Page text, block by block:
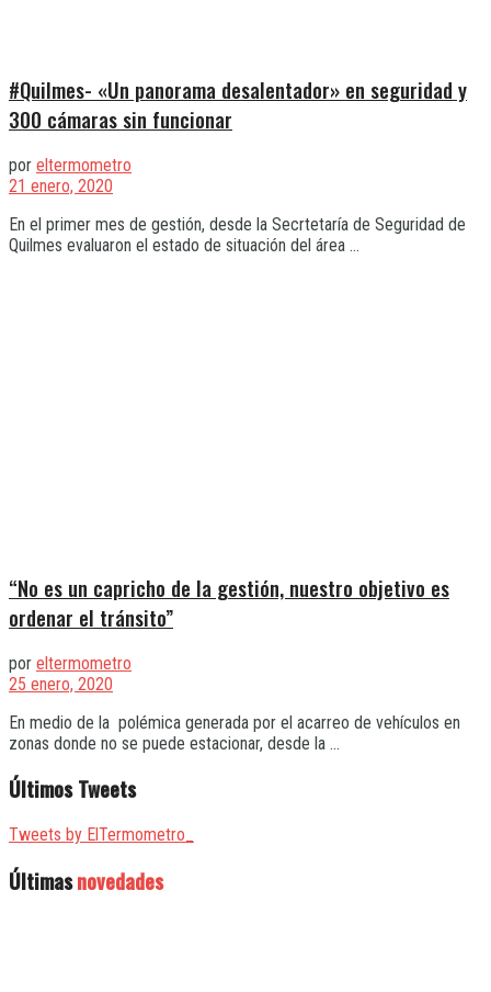
#Quilmes- «Un panorama desalentador» en seguridad y
300 cámaras sin funcionar
por eltermometro
21 enero, 2020
En el primer mes de gestión, desde la Secrtetaría de Seguridad de
Quilmes evaluaron el estado de situación del área ...
“No es un capricho de la gestión, nuestro objetivo es
ordenar el tránsito”
por eltermometro
25 enero, 2020
En medio de la polémica generada por el acarreo de vehículos en
zonas donde no se puede estacionar, desde la ...
Últimos Tweets
Tweets by ElTermometro_
Últimasnovedades